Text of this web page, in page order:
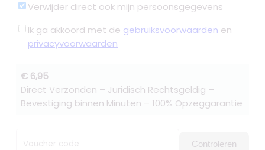
Verwijder direct ook mijn persoonsgegevens
Ik ga akkoord met de gebruiksvoorwaarden en
privacyvoorwaarden
€ 6,95
Direct Verzonden – Juridisch Rechtsgeldig –
Bevestiging binnen Minuten – 100% Opzeggarantie
Voucher code Controleren